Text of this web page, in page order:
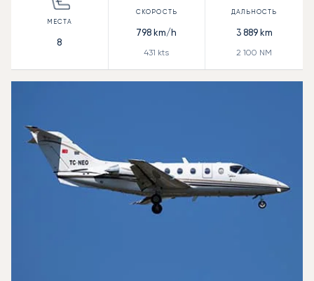
8
798 km/h
431 kts
3 889km
2 100 NM